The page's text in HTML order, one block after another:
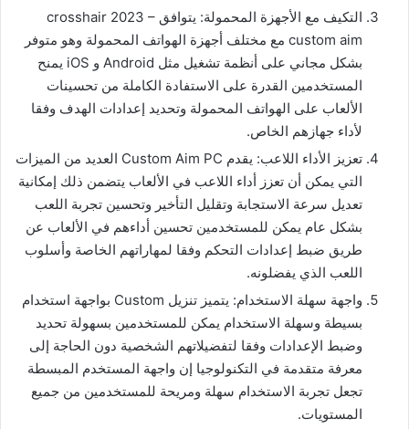
التكيف مع الأجهزة المحمولة: يتوافق crosshair 2023 –
custom aim مع مختلف أجهزة الهواتف المحمولة وهو متوفر
بشكل مجاني على أنظمة تشغيل مثل Android و iOS يمنح
المستخدمين القدرة على الاستفادة الكاملة من تحسينات
الألعاب على الهواتف المحمولة وتحديد إعدادات الهدف وفقا
لأداء جهازهم الخاص.
تعزيز الأداء اللاعب: يقدم Custom Aim PC العديد من الميزات
التي يمكن أن تعزز أداء اللاعب في الألعاب يتضمن ذلك إمكانية
تعديل سرعة الاستجابة وتقليل التأخير وتحسين تجربة اللعب
بشكل عام يمكن للمستخدمين تحسين أداءهم في الألعاب عن
طريق ضبط إعدادات التحكم وفقا لمهاراتهم الخاصة وأسلوب
اللعب الذي يفضلونه.
واجهة سهلة الاستخدام: يتميز تنزيل Custom بواجهة استخدام
بسيطة وسهلة الاستخدام يمكن للمستخدمين بسهولة تحديد
وضبط الإعدادات وفقا لتفضيلاتهم الشخصية دون الحاجة إلى
معرفة متقدمة في التكنولوجيا إن واجهة المستخدم المبسطة
تجعل تجربة الاستخدام سهلة ومريحة للمستخدمين من جميع
المستويات.